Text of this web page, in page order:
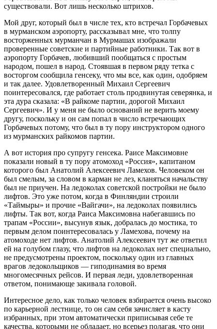
существовали. Вот лишь несколько штрихов.
Мой друг, который был в числе тех, кто встречал Горбачевых
в мурманском аэропорту, рассказывал мне, что толпу
восторженных мурманчан в Мурмашах изображали
проверенные советские и партийные работники. Так вот в
аэропорту Горбачев, любивший пообщаться с простым
народом, пошел в народ. Стоявшая в первом ряду тетка с
восторгом сообщила генсеку, что мы все, как один, одобряем
и так далее. Удовлетворенный Михаил Сергеевич
поинтересовался, где работает столь продвинутая северянка, и
эта дура сказала: «В райкоме партии, дорогой Михаил
Сергеевич». И у меня не было оснований не верить моему
другу, поскольку и он сам попал в число встречающих
Горбачевых потому, что был в ту пору инструктором одного
из мурманских райкомов партии.
А вот история про супругу генсека. Раисе Максимовне
показали новый в ту пору атомоход «Россия», капитаном
которого был Анатолий Алексеевич Ламехов. Человеком он
был смелым, за словом в карман не лез, кланяться начальству
был не приучен. На ледоколах советской постройки не было
лифтов. Это уже потом, когда в Финляндии строили
«Таймыры» и прочие «Вайгачи», на ледоколах появились
лифты. Так вот, когда Раиса Максимовна набегавшись по
трапам «России», высунув язык, добралась до мостика, то
первым делом поинтересовалась у Ламехова, почему на
атомоходе нет лифтов. Анатолий Алексеевич тут же ответил
ей на голубом глазу, что лифтов на ледоколах нет специально,
не предусмотрены проектом, поскольку один из главных
врагов ледокольщиков — гиподинамия во время
многомесячных рейсов. И первая леди, удовлетворенная
ответом, понимающе закивала головой.
Интересное дело, как только человек взбирается очень высоко
по карьерной лестнице, то он сам себя зачисляет в касту
избранных, при этом автоматически приписывая себе те
качества, которыми не обладает, но всерьез полагая, что они